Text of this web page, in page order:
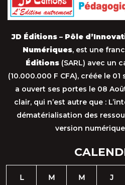
JD Éditions – Pôle
Numériques, est une
Éditions(SARL) avec un
(10.000.000 F CFA), créée le 01
a ouvert ses portes le 08
clair, qui n’est autre que :
dématérialisation des
version
L M M J